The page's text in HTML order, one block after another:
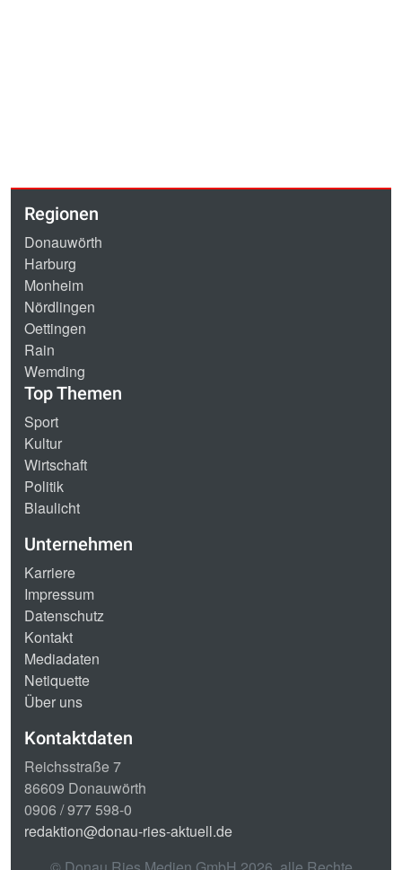
Regionen
Donauwörth
Harburg
Monheim
Nördlingen
Oettingen
Rain
Wemding
Top Themen
Sport
Kultur
Wirtschaft
Politik
Blaulicht
Unternehmen
Karriere
Impressum
Datenschutz
Kontakt
Mediadaten
Netiquette
Über uns
Kontaktdaten
Reichsstraße 7
86609 Donauwörth
0906 / 977 598-0
redaktion@donau-ries-aktuell.de